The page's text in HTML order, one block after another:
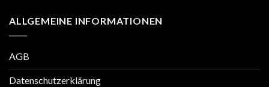
ALLGEMEINE INFORMATIONEN
AGB
Datenschutzerklärung